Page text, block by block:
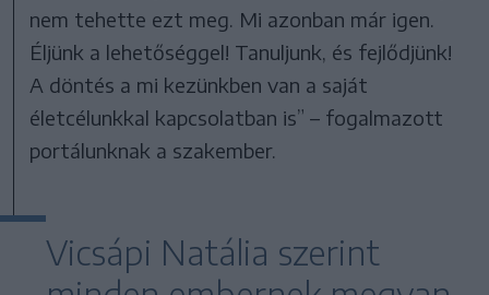
nem tehette ezt meg. Mi azonban már igen.
Éljünk a lehetőséggel! Tanuljunk, és fejlődjünk!
A döntés a mi kezünkben van a saját
életcélunkkal kapcsolatban is” – fogalmazott
portálunknak a szakember.
Vicsápi Natália szerint